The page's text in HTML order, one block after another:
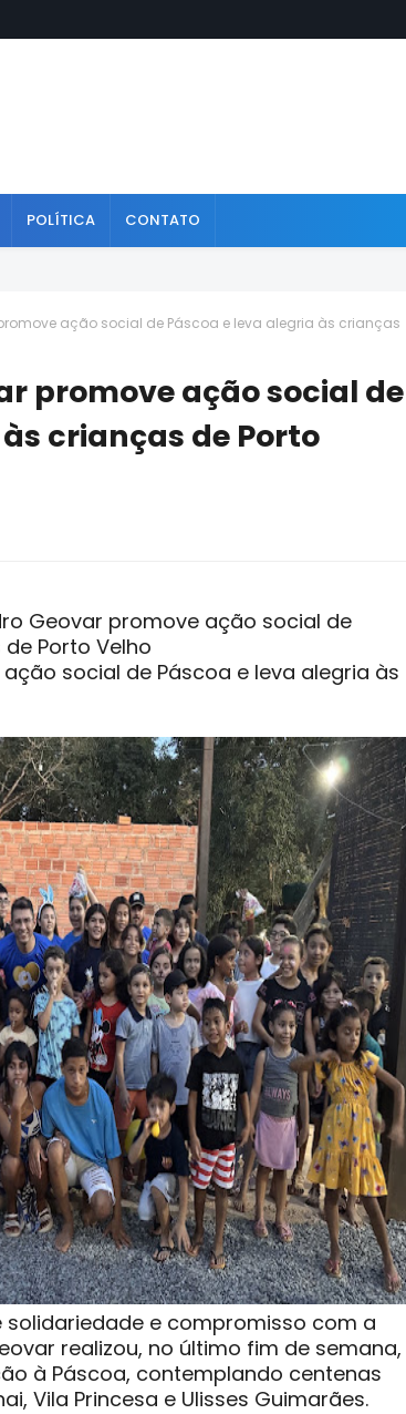
POLÍTICA CONTATO
ação social de Páscoa e leva alegria às crianças
promove ação social de
crianças de Porto
Geovar promove ação social de
Porto Velho
social de Páscoa e leva alegria às
solidariedade e compromisso com a
realizou, no último fim de semana,
à Páscoa, contemplando centenas
Vila Princesa e Ulisses Guimarães.